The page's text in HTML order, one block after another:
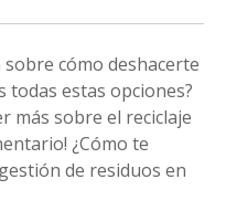
cómo deshacerte
todas estas opciones?
más sobre el reciclaje
¿Cómo te
de residuos en